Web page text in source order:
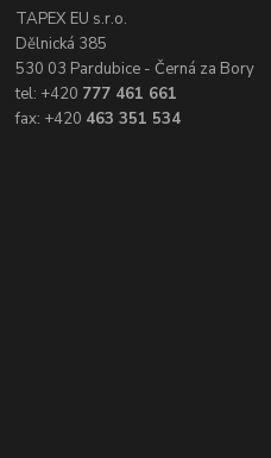
TAPEX EU s.r.o.
Dělnická 385
530 03 Pardubice - Černá za Bory
tel: +420 777 461 661
fax: +420 463 351 534